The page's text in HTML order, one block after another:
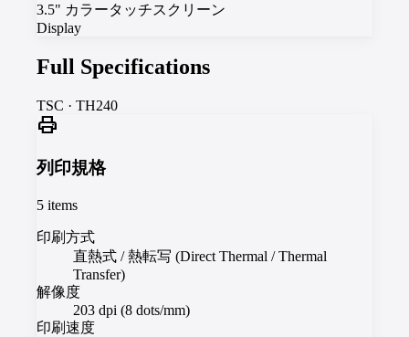
3.5" カラータッチスクリーン
Display
Full Specifications
TSC · TH240
print
列印規格
5 items
印刷方式
直熱式 / 熱転写 (Direct Thermal / Thermal
Transfer)
解像度
203 dpi (8 dots/mm)
印刷速度